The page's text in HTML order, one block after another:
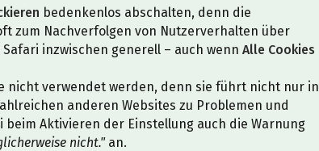
bedenkenlos abschalten, denn die
zum Nachverfolgen von Nutzerverhalten über
inzwischen generell – auch wennAlle Cookies
nicht verwendet werden, denn sie führt nicht nur in
anderen Websites zu Problemen und
Aktivieren der Einstellung auch die Warnung
nicht."an.